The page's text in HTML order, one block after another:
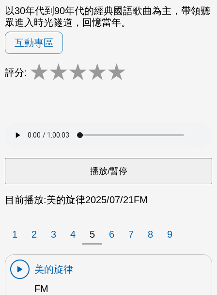
以30年代到90年代的經典國語歌曲為主，帶領聽
眾進入時光隧道，回憶當年。
互動專區
評分: ★★★★★
目前播放:美的旋律2025/07/21FM
1 2 3 4 5 6 7 8 9
美的旋律
FM